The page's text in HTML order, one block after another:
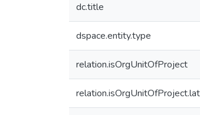
dc.title
dspace.entity.type
relation.isOrgUnitOfProject